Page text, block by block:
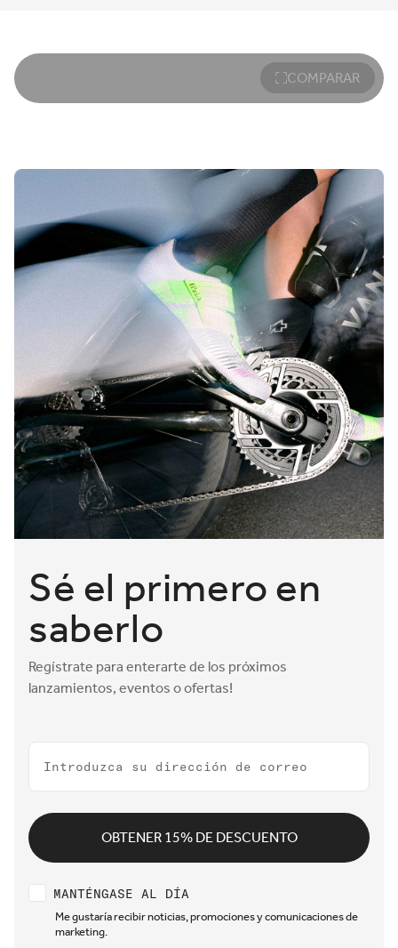
COMPARAR
Sé el primero en
saberlo
Regístrate para enterarte de los próximos
lanzamientos, eventos o ofertas!
Email
OBTENER 15% DE DESCUENTO
Stay updated
MANTÉNGASE AL DÍA
Me gustaría recibir noticias, promociones y comunicaciones de
marketing.